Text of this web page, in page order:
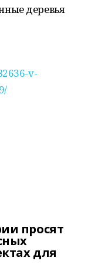
деревья
v-
просят
для